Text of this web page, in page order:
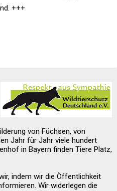
+++
von Füchsen, von
Jahr für Jahr viele hundert
in Bayern finden Tiere Platz,
indem wir die Öffentlichkeit
Wir widerlegen die